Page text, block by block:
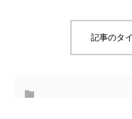
記事のタ